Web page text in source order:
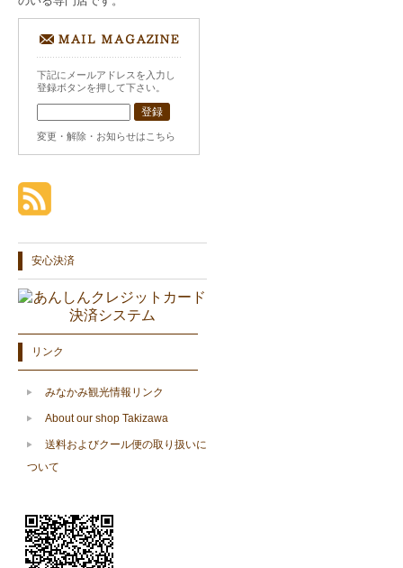
下記にメールアドレスを入力し
登録ボタンを押して下さい。
変更・解除・お知らせはこちら
安心決済
リンク
みなかみ観光情報リンク
About our shop Takizawa
送料およびクール便の取り扱いに
ついて